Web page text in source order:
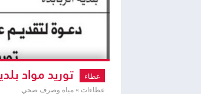
عطاء توريد مواد
عطاءات » مياه وصرف صحي